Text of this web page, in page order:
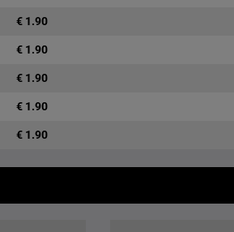
€ 1.90
€ 1.90
€ 1.90
€ 1.90
€ 1.90